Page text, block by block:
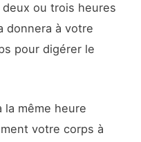
ou trois heures
donnera à votre
pour digérer le
la même heure
votre corps à